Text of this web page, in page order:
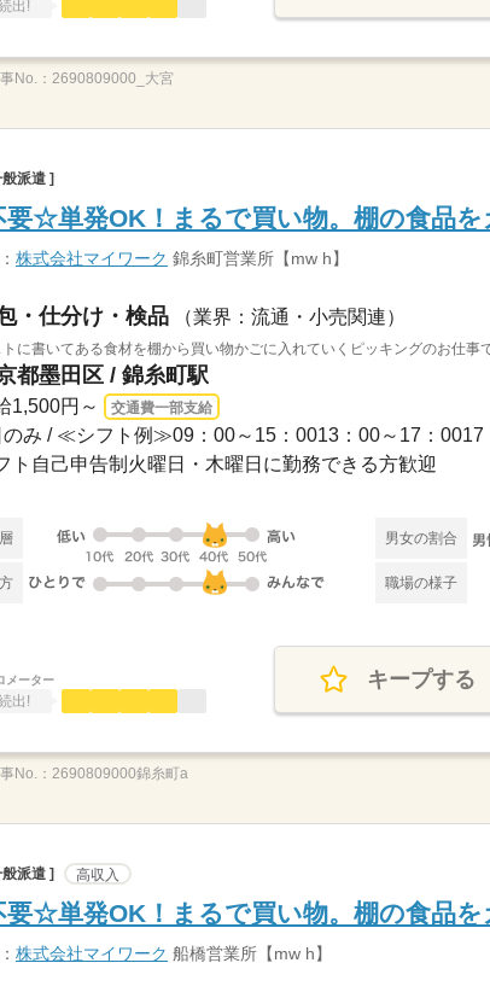
出!
No.： 2690809000_大宮
般派遣 ]
要☆単発OK！まるで買い物。棚の食品を
株式会社マイワーク 錦糸町営業所【mw h】
・仕分け・検品 （業界：流通・小売関連）
トに書いてある食材を棚から買い物かごに入れていくピッキングのお仕事
都墨田区 / 錦糸町駅
1,500円～ 交通費一部支給
ト自己申告制火曜日・木曜日に勤務できる方歓迎
男女の割合
職場の様子
メーター
出!
キープする
No.： 2690809000錦糸町a
般派遣 ] 高収入
要☆単発OK！まるで買い物。棚の食品を
株式会社マイワーク 船橋営業所【mw h】